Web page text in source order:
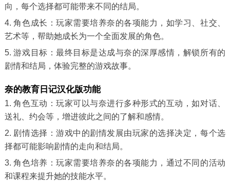
向，每个选择都可能带来不同的结局。
4. 角色成长：玩家需要培养奈的各项能力，如学习、社交、
艺术等，帮助她成长为一个全面发展的角色。
5. 游戏目标：最终目标是达成与奈的深厚感情，解锁所有的
剧情和结局，体验完整的游戏故事。
奈的教育日记汉化版功能
1. 角色互动：玩家可以与奈进行多种形式的互动，如对话、
送礼、约会等，增进彼此之间的了解和感情。
2. 剧情选择：游戏中的剧情发展由玩家的选择决定，每个选
择都可能影响剧情的走向和结局。
3. 角色培养：玩家需要培养奈的各项能力，通过不同的活动
和课程来提升她的技能水平。